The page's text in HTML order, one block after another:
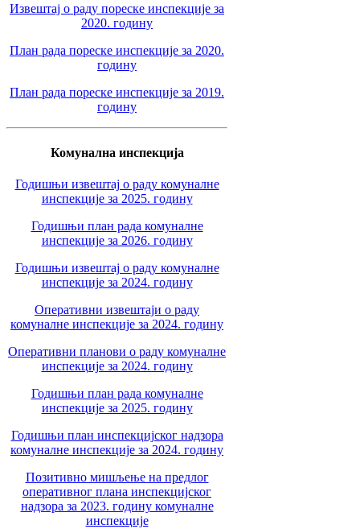
Извештај о раду пореске инспекције за
2020. годину
План рада пореске инспекције за 2020.
годину
План рада пореске инспекције за 2019.
годину
Комунална инспекција
Годишњи извештај о раду комуналне
инспекције за 2025. годину
Годишњи план рада комуналне
инспекције за 2026. годину
Годишњи извештај о раду комуналне
инспекције за 2024. годину
Оперативни извештаји о раду
комуналне инспекције за 2024. годину
Оперативни планови о раду комуналне
инспекције за 2024. годину
Годишњи план рада комуналне
инспекције за 2025. годину
Годишњи план инспекцијског надзора
комуналне инспекције за 2024. годину
Позитивно мишљење на предлог
оперативног плана инспекцијског
надзора за 2023. годину комуналне
инспекције